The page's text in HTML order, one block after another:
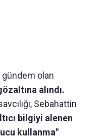
gündem olan
alındı.
Sebahattin
bilgiyi alenen
kullanma"